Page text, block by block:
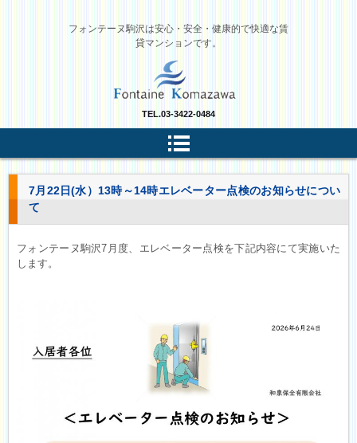
フォンテーヌ駒沢は安心・安全・健康的で快適な賃
貸マンションです。
TEL.03-3422-0484
7月22日(水）13時～14時エレベーター点検のお知らせについ
て
フォンテーヌ駒沢7月度、エレベーター点検を下記内容にて実施いた
します。